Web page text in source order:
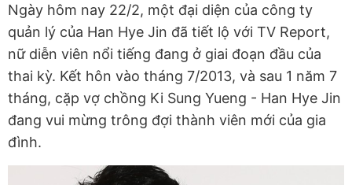
Ngày hôm nay 22/2, một đại diện của công ty
quản lý của Han Hye Jin đã tiết lộ với TV Report,
nữ diễn viên nổi tiếng đang ở giai đoạn đầu của
thai kỳ. Kết hôn vào tháng 7/2013, và sau 1 năm 7
tháng, cặp vợ chồng Ki Sung Yueng - Han Hye Jin
đang vui mừng trông đợi thành viên mới của gia
đình.